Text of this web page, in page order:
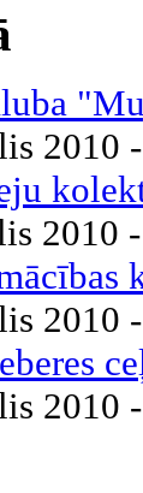
2010
2010
2010
2010